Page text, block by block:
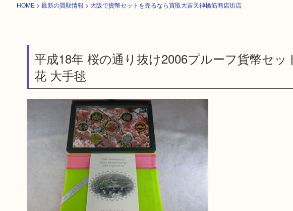
HOME > 最新の買取情報 > 大阪で貨幣セットを売るなら買取大吉天神橋筋商店街店
平成18年 桜の通り抜け2006プルーフ貨幣セ
花 大手毬